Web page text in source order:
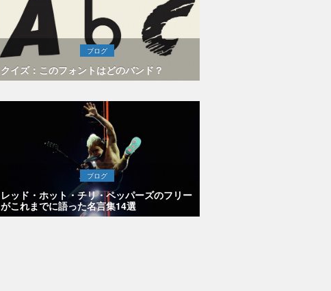
ブログ
クイズ：このフォントはどのバンド？
ブログ
レッド・ホット・チリ・ペッパーズのフリー
がこれまでに語った名言集14選